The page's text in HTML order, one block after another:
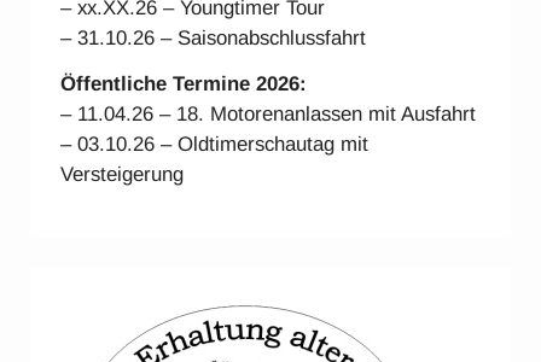
– xx.XX.26 – Youngtimer Tour
– 31.10.26 – Saisonabschlussfahrt
Öffentliche Termine 2026:
– 11.04.26 – 18. Motorenanlassen mit Ausfahrt
– 03.10.26 – Oldtimerschautag mit
Versteigerung